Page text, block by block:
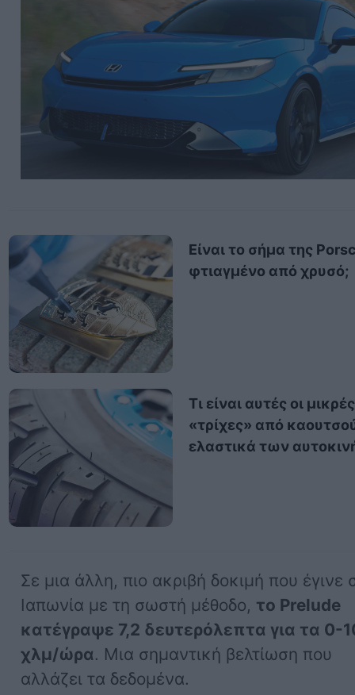
Είναι το σήμα της
φτιαγμένο από χρυσό;
Τι είναι αυτές οι μικρές
«τρίχες» από
ελαστικά των
Σε μια άλλη, πιο ακριβή δοκιμή που έγινε
Ιαπωνία με τη σωστή μέθοδο, το Prelude
κατέγραψε 7,2 δευτερόλεπτα για τα 0-
χλμ/ώρα. Μια σημαντική βελτίωση που
αλλάζει τα δεδομένα.